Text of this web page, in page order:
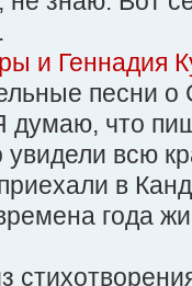
и Геннадия
песни
думаю, что
увидели всю
в
года